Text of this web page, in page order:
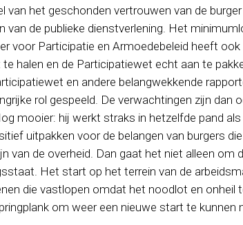
het geschonden vertrouwen van de burger
van de publieke dienstverlening. Het
voor Participatie en Armoedebeleid heeft ook
halen en de Participatiewet echt aan te
en andere belangwekkende
rol gespeeld. De verwachtingen zijn dan
mooier: hij werkt straks in hetzelfde pand
uitpakken voor de belangen van burgers
van de overheid. Dan gaat het niet alleen om
Het start op het terrein van de
die vastlopen omdat het noodlot en onheil
om weer een nieuwe start te kunnen